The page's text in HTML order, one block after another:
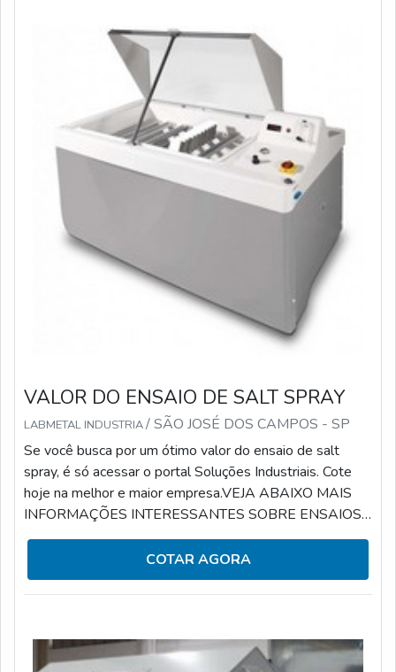
VALOR DO ENSAIO DE SALT SPRAY
LABMETAL INDUSTRIA/ SÃO JOSÉ DOS CAMPOS - SP
Se você busca por um ótimo valor do ensaio de salt
spray, é só acessar o portal Soluções Industriais. Cote
hoje na melhor e maior empresa.VEJA ABAIXO MAIS
INFORMAÇÕES INTERESSANTES SOBRE ENSAIOS
DE CORROSÃO SALT-SPRAYQuando o assunto é
ensaios de salt spray, podemos dizer que serve para
simular a corrosão acelerada de determinado material.
Para tanto, é feita a identificação e o controle do
serviço pode ser reconhecido por seus diferenciais que
COTAR AGORA